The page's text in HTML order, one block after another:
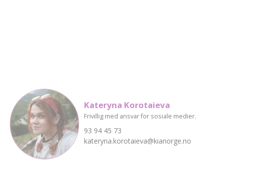
Kateryna Korotaieva
Frivillig med ansvar for sosiale medier.
93 94 45 73
kateryna.korotaieva@kianorge.no